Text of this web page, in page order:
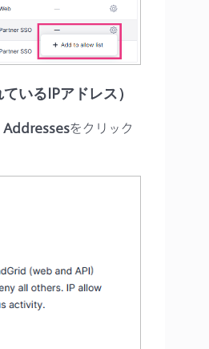
いるIPアドレス）
をクリック